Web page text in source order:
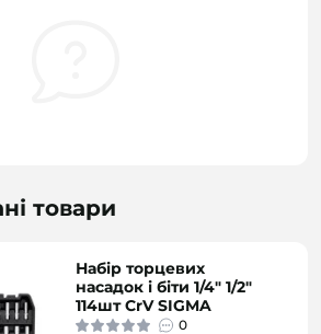
товари
Набір торцевих
насадок і біти 1/4" 1/2"
114шт CrV SIGMA
0